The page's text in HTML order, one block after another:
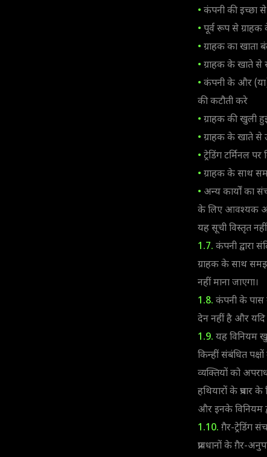
• कंपनी की इच्छा
• पूर्व रूप से
• ग्राहक का खाता
• ग्राहक के खाते से
• कंपनी के और (या)
की कटौती करे
• ग्राहक की खुली
• ग्राहक के खाते से
• ट्रेडिंग टर्मिनल
• ग्राहक के साथ
• अन्य कार्यों का
के लिए आवश्यक और
यह सूची विस्तृत
1.7. कंपनी द्वारा
ग्राहक के साथ
नहीं माना जाएगा।
1.8. कंपनी के पास
देन नहीं है और
1.9. यह विनियम
किन्हीं संबंधित
व्यक्तियों को
हथियारों के
और इनके विनियम
1.10. ग़ैर-ट्रेडिंग
प्रावधानों के ग़ैर-